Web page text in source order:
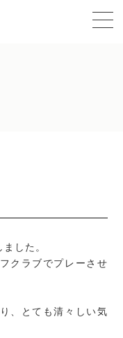
した。
クラブでプレーさせ
、とても清々しい気